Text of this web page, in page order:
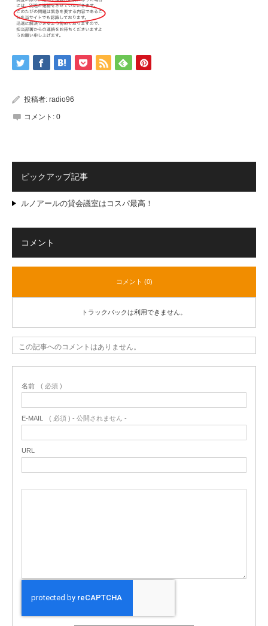
投稿者: radio96
コメント: 0
ピックアップ記事
ルノアールの貸会議室はコスパ最高！
コメント
コメント (0)
トラックバックは利用できません。
この記事へのコメントはありません。
名前 ( 必須 )
E-MAIL ( 必須 ) - 公開されません -
URL